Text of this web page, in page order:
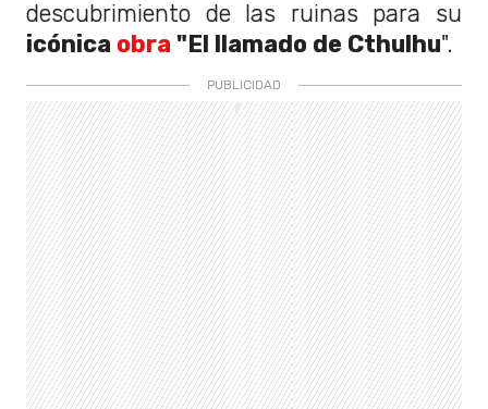
descubrimiento de las ruinas para su
icónica obra "El llamado de Cthulhu".